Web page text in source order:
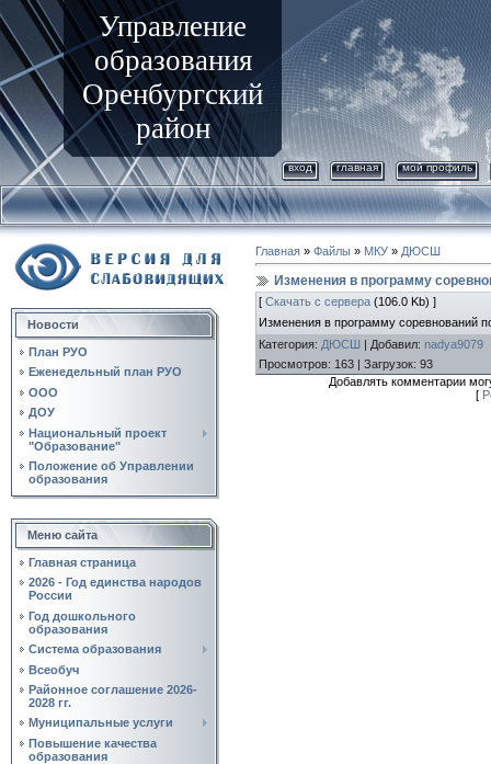
Управление
образования
Оренбургский
район
вход главная мой профиль
Новости
План РУО
Еженедельный план РУО
ООО
ДОУ
Национальный проект
"Образование"
Положение об Управлении
образования
Меню сайта
Главная страница
2026 - Год единства народов
России
Год дошкольного
образования
Система образования
Всеобуч
Районное соглашение 2026-
2028 гг.
Муниципальные услуги
Повышение качества
образования
Главная » Файлы » МКУ » ДЮСШ
Изменения в программу
[ Скачать с сервера (106.0 Kb) ]
Изменения в программу соревнований
Категория: ДЮСШ | Добавил: nadya9079
Просмотров: 163 | Загрузок: 93
Добавлять комментарии
[